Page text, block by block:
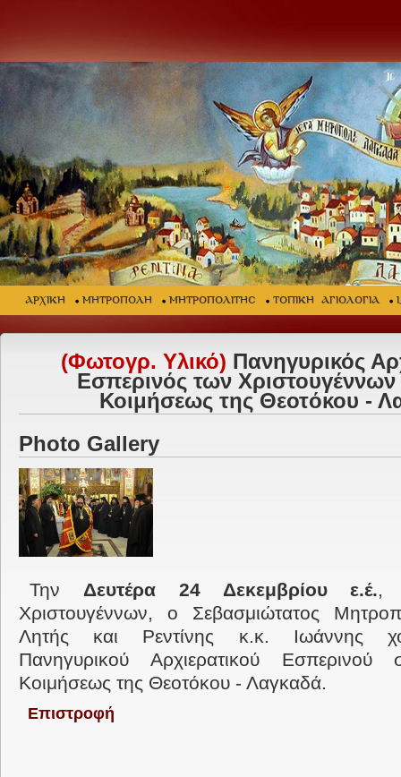
ΑΡΧΙΚΗ ΜΗΤΡΟΠΟΛΗ ΜΗΤΡΟΠΟΛΙΤΗΣ ΤΟΠΙΚΗ ΑΓΙΟΛΟΓΙΑ
(Φωτογρ. Υλικό) Πανηγυρικός
Εσπερινός των Χριστουγέννων
Κοιμήσεως της Θεοτόκου -
Photo Gallery
Την Δευτέρα 24 Δεκεμβρίου ε.έ.,
Χριστουγέννων, ο Σεβασμιώτατος
Λητής και Ρεντίνης κ.κ. Ιωάννης
Πανηγυρικού Αρχιερατικού
Κοιμήσεως της Θεοτόκου - Λαγκαδά.
Επιστροφή